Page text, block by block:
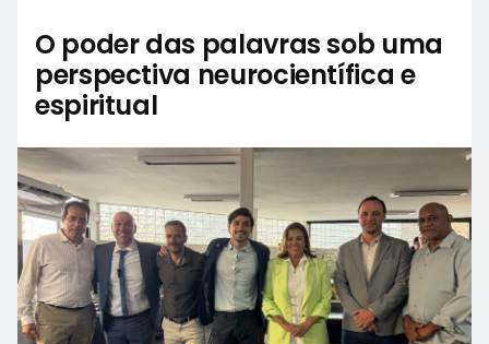
O poder das palavras sob uma
perspectiva neurocientífica e
espiritual